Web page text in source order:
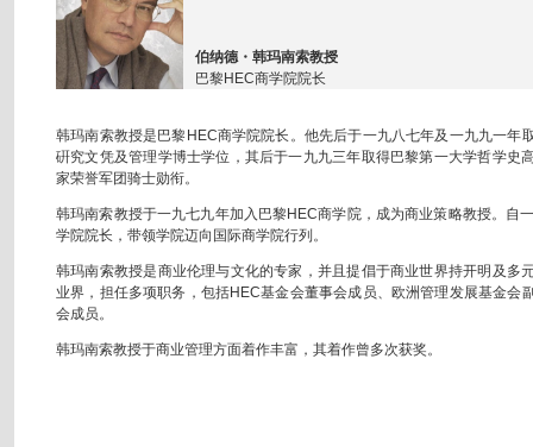
伯纳德・韩玛南索教授
巴黎HEC商学院院长
韩玛南索教授是巴黎HEC商学院院长。他先后于一九八七年及一九九一年
硏究文凭及管理学博士学位，其后于一九九三年取得巴黎第一大学哲学史
家荣誉军团骑士勋衔。
韩玛南索教授于一九七九年加入巴黎HEC商学院，成为商业策略教授。自
学院院长，带领学院迈向国际商学院行列。
韩玛南索教授是商业伦理与文化的专家，并且提倡于商业世界持开明及多
业界，担任多项职务，包括HEC基金会董事会成员、欧洲管理发展基金会
会成员。
韩玛南索教授于商业管理方面着作丰富，其着作曾多次获奖。